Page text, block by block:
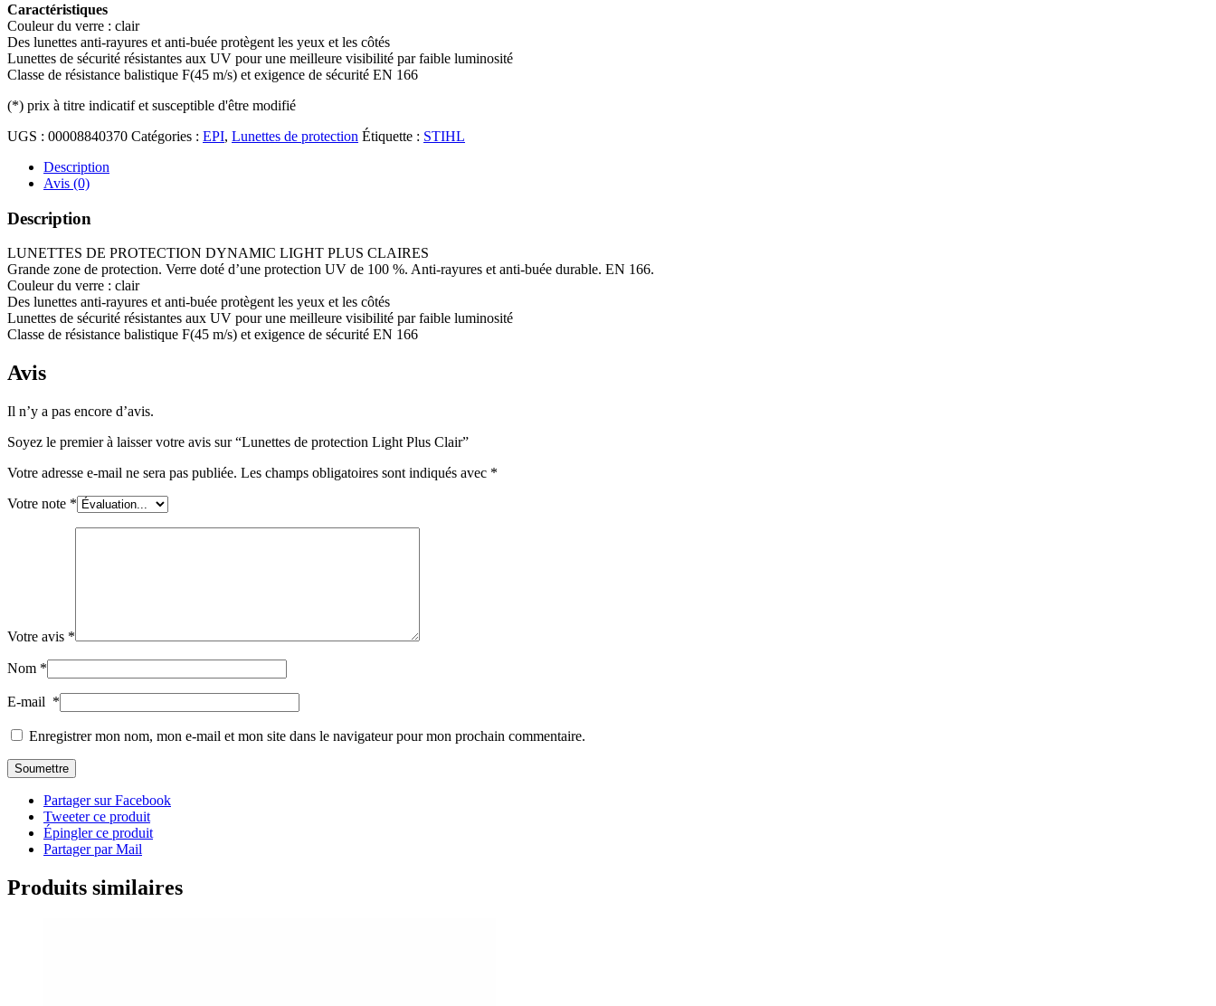
Caractéristiques
Couleur du verre : clair
Des lunettes anti-rayures et anti-buée protègent les yeux et les côtés
Lunettes de sécurité résistantes aux UV pour une meilleure visibilité par faible luminosité
Classe de résistance balistique F(45 m/s) et exigence de sécurité EN 166
(*) prix à titre indicatif et susceptible d'être modifié
UGS : 00008840370 Catégories : EPI, Lunettes de protection Étiquette : STIHL
Description
Avis (0)
Description
LUNETTES DE PROTECTION DYNAMIC LIGHT PLUS CLAIRES
Grande zone de protection. Verre doté d’une protection UV de 100 %. Anti-rayures et anti-buée durable. EN 166.
Couleur du verre : clair
Des lunettes anti-rayures et anti-buée protègent les yeux et les côtés
Lunettes de sécurité résistantes aux UV pour une meilleure visibilité par faible luminosité
Classe de résistance balistique F(45 m/s) et exigence de sécurité EN 166
Avis
Il n’y a pas encore d’avis.
Soyez le premier à laisser votre avis sur “Lunettes de protection Light Plus Clair”
Votre adresse e-mail ne sera pas publiée. Les champs obligatoires sont indiqués avec *
Votre note *
Votre avis *
Nom *
E-mail *
Enregistrer mon nom, mon e-mail et mon site dans le navigateur pour mon prochain commentaire.
Partager sur Facebook
Tweeter ce produit
Épingler ce produit
Partager par Mail
Produits similaires